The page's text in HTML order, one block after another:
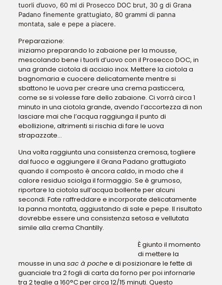
tuorli d’uovo, 60 ml di Prosecco DOC brut, 30 g di Grana
Padano finemente grattugiato, 80 grammi di panna
montata, sale e pepe a piacere.
Preparazione:
iniziamo preparando lo zabaione per la mousse,
mescolando bene i tuorli d’uovo con il Prosecco DOC, in
una grande ciotola di acciaio inox. Mettere la ciotola a
bagnomaria e cuocere delicatamente mentre si
sbattono le uova per creare una crema pasticcera,
come se si volesse fare dello zabaione. Ci vorrà circa 1
minuto in una ciotola grande, avendo l’accortezza di non
lasciare mai che l’acqua raggiunga il punto di
ebollizione, altrimenti si rischia di fare le uova
strapazzate…
Una volta raggiunta una consistenza cremosa, togliere
dal fuoco e aggiungere il Grana Padano grattugiato
quando il composto è ancora caldo, in modo che il
calore residuo sciolga il formaggio. Se è grumoso,
riportare la ciotola sull’acqua bollente per alcuni
secondi. Fate raffreddare e incorporate delicatamente
la panna montata, aggiustando di sale e pepe. Il risultato
dovrebbe essere una consistenza setosa e vellutata
simile alla crema Chantilly.
È giunto il momento
di mettere la
mousse in una sac à pochee di posizionare le fette di
guanciale tra 2 fogli di carta da forno per poi infornarle
tra 2 teglie a 160°C per circa 12/15 minuti. Questo